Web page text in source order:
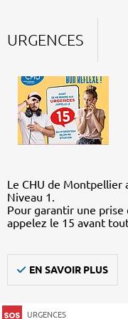
URGENCES
Le CHU de Montpellier
Niveau 1.
Pour garantir une prise
appelez le 15 avant
EN SAVOIR PLUS
URGENCES